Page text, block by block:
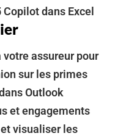
dans Excel
assureur pour
sur les primes
Outlook
et engagements
visualiser les